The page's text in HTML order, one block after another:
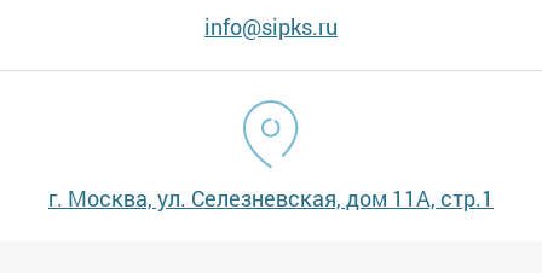
info@sipks.ru
г. Москва, ул. Селезневская, дом 11А, стр.1